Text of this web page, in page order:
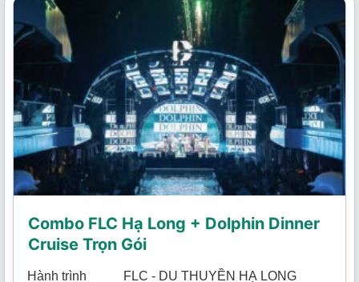
Combo FLC Hạ Long + Dolphin Dinner
Cruise Trọn Gói
Hành trình FLC - DU THUYỀN HẠ LONG